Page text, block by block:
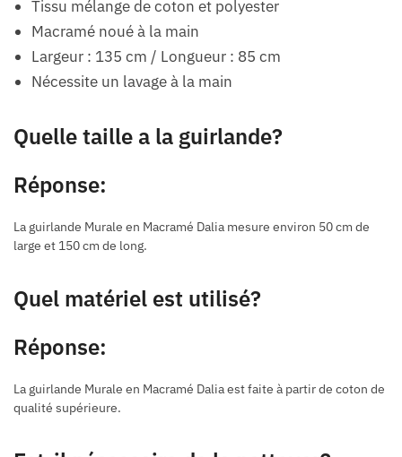
Tissu mélange de coton et polyester
Macramé noué à la main
Largeur : 135 cm / Longueur : 85 cm
Nécessite un lavage à la main
Quelle taille a la guirlande?
Réponse:
La guirlande Murale en Macramé Dalia mesure environ 50 cm de
large et 150 cm de long.
Quel matériel est utilisé?
Réponse:
La guirlande Murale en Macramé Dalia est faite à partir de coton de
qualité supérieure.